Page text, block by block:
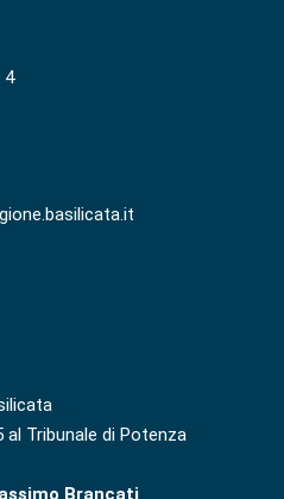
4
al Tribunale di Potenza